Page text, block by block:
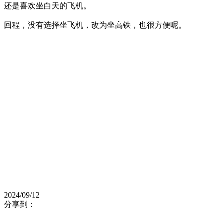
还是喜欢坐白天的飞机。
回程，没有选择坐飞机，改为坐高铁，也很方便呢。
2024/09/12
分享到：